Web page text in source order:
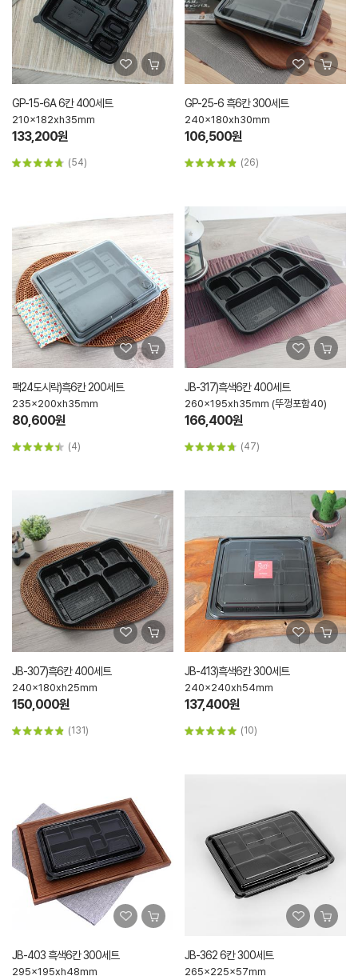
GP-15-6A 6칸 400세트
210x182xh35mm
133,200원
(54)
GP-25-6 흑6칸 300세트
240x180xh30mm
106,500원
(26)
팩24도시락)흑6칸 200세트
235x200xh35mm
80,600원
(4)
JB-317)흑색6칸 400세트
260x195xh35mm (뚜껑포함40)
166,400원
(47)
JB-307)흑6칸 400세트
240x180xh25mm
150,000원
(131)
JB-413)흑색6칸 300세트
240x240xh54mm
137,400원
(10)
JB-403 흑색6칸 300세트
295x195xh48mm
JB-362 6칸 300세트
265x225x57mm